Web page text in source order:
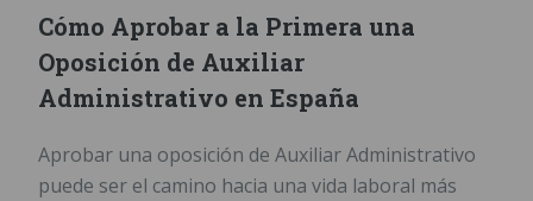
Cómo Aprobar a la Primera una
Oposición de Auxiliar
Administrativo en España
Aprobar una oposición de Auxiliar Administrativo
puede ser el camino hacia una vida laboral más